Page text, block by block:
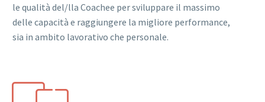
le qualità del/lla Coachee per sviluppare il massimo
delle capacità e raggiungere la migliore performance,
sia in ambito lavorativo che personale.